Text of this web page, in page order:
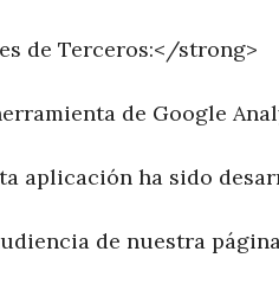
de Terceros:</strong>
de Google
aplicación ha sido
de nuestra